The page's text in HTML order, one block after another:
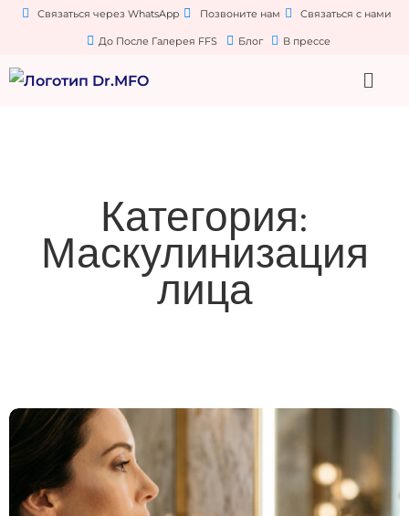
Связаться через WhatsApp Позвоните нам Связаться с нами
До После Галерея FFS Блог В прессе
Категория:
Маскулинизация
лица